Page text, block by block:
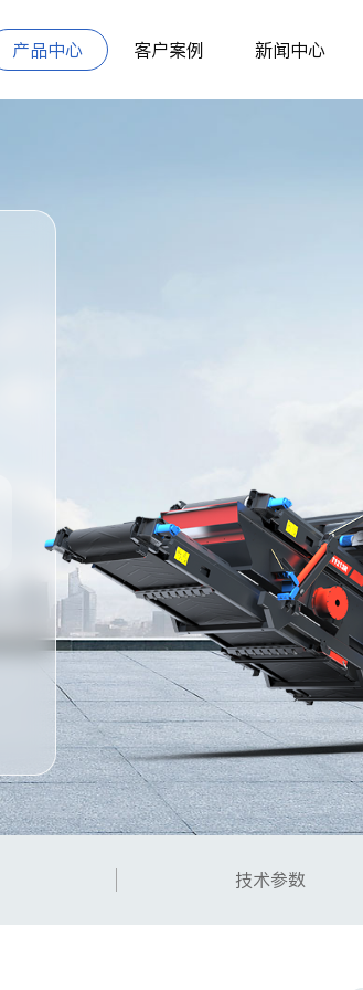
产品中心 客户案例 新闻中心
技术参数